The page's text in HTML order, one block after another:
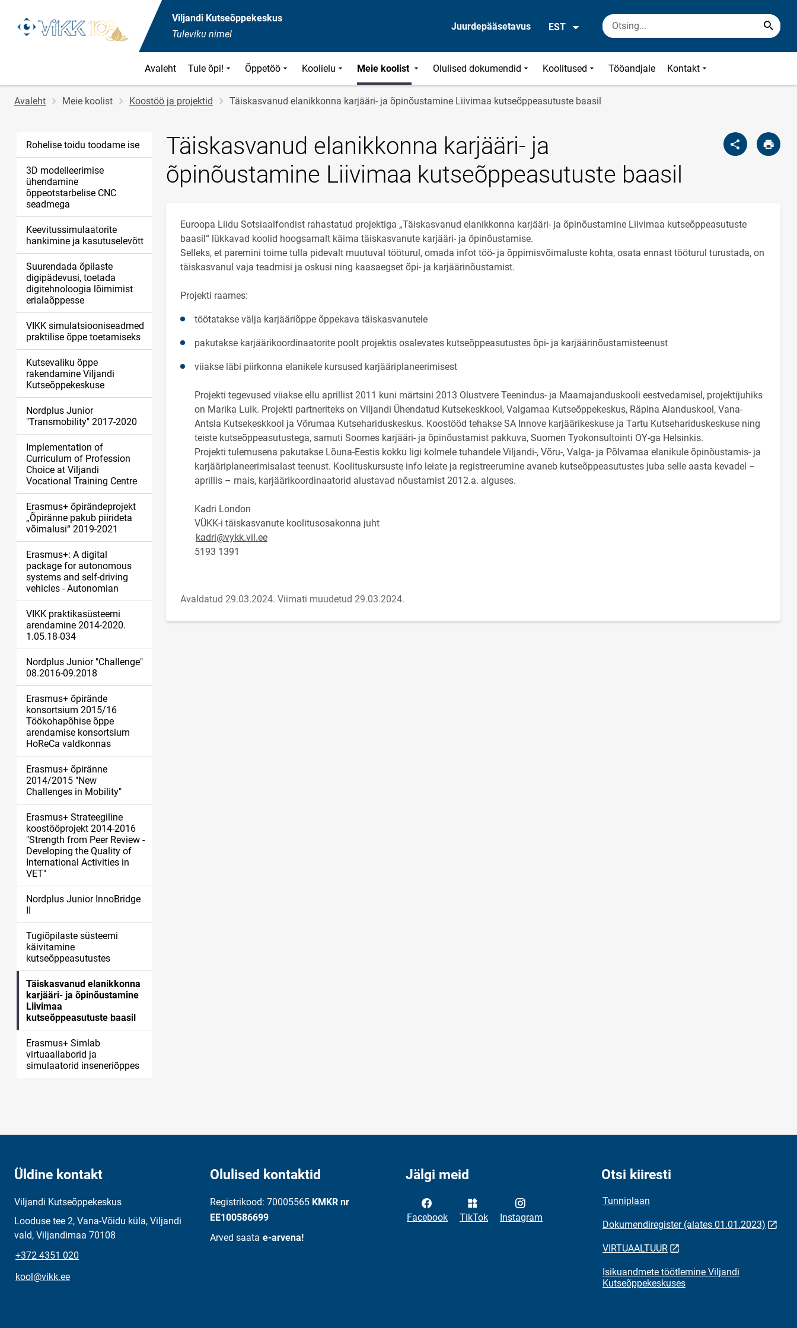
Viljandi Kutseõppekeskus
Tuleviku nimel
Juurdepääsetavus EST
Avaleht Tule õpi! Õppetöö Koolielu Meie koolist Olulised dokumendid Koolitused Tööandjale Kontakt
Jälglink
Avaleht Meie koolist Koostöö ja projektid Täiskasvanud elanikkonna karjääri- ja õpinõustamine Liivimaa kutseõppeasutuste baasil
Rohelise toidu toodame ise
3D modelleerimise
ühendamine
õppeotstarbelise CNC
seadmega
Keevitussimulaatorite
hankimine ja kasutuselevõtt
Suurendada õpilaste
digipädevusi, toetada
digitehnoloogia lõimimist
erialaõppesse
VIKK simulatsiooniseadmed
praktilise õppe toetamiseks
Kutsevaliku õppe
rakendamine Viljandi
Kutseõppekeskuse
Nordplus Junior
"Transmobility" 2017-2020
Implementation of
Curriculum of Profession
Choice at Viljandi
Vocational Training Centre
Erasmus+ õpirändeprojekt
„Õpiränne pakub piirideta
võimalusi“ 2019-2021
Erasmus+: A digital
package for autonomous
systems and self-driving
vehicles - Autonomian
VIKK praktikasüsteemi
arendamine 2014-2020.
1.05.18-034
Nordplus Junior "Challenge"
08.2016-09.2018
Erasmus+ õpirände
konsortsium 2015/16
Töökohapõhise õppe
arendamise konsortsium
HoReCa valdkonnas
Erasmus+ õpiränne
2014/2015 "New
Challenges in Mobility"
Erasmus+ Strateegiline
koostööprojekt 2014-2016
"Strength from Peer Review -
Developing the Quality of
International Activities in
VET"
Nordplus Junior InnoBridge
II
Tugiõpilaste süsteemi
käivitamine
kutseõppeasutustes
Täiskasvanud elanikkonna
karjääri- ja õpinõustamine
Liivimaa
kutseõppeasutuste baasil
Erasmus+ Simlab
virtuaallaborid ja
simulaatorid inseneriõppes
Täiskasvanud elanikkonna karjääri- ja
õpinõustamine Liivimaa kutseõppeasutuste baasil
Euroopa Liidu Sotsiaalfondist rahastatud projektiga „Täiskasvanud elanikkonna karjääri- ja õpinõustamine Liivimaa kutseõppeasutuste
baasil“ lükkavad koolid hoogsamalt käima täiskasvanute karjääri- ja õpinõustamise.
Selleks, et paremini toime tulla pidevalt muutuval tööturul, omada infot töö- ja õppimisvõimaluste kohta, osata ennast tööturul turustada, on
täiskasvanul vaja teadmisi ja oskusi ning kaasaegset õpi- ja karjäärinõustamist.
Projekti raames:
töötatakse välja karjääriõppe õppekava täiskasvanutele
pakutakse karjäärikoordinaatorite poolt projektis osalevates kutseõppeasutustes õpi- ja karjäärinõustamisteenust
viiakse läbi piirkonna elanikele kursused karjääriplaneerimisest
Projekti tegevused viiakse ellu aprillist 2011 kuni märtsini 2013 Olustvere Teenindus- ja Maamajanduskooli eestvedamisel, projektijuhiks
on Marika Luik. Projekti partneriteks on Viljandi Ühendatud Kutsekeskkool, Valgamaa Kutseõppekeskus, Räpina Aianduskool, Vana-
Antsla Kutsekeskkool ja Võrumaa Kutsehariduskeskus. Koostööd tehakse SA Innove karjäärikeskuse ja Tartu Kutsehariduskeskuse ning
teiste kutseõppeasutustega, samuti Soomes karjääri- ja õpinõustamist pakkuva, Suomen Tyokonsultointi OY-ga Helsinkis.
Projekti tulemusena pakutakse Lõuna-Eestis kokku ligi kolmele tuhandele Viljandi-, Võru-, Valga- ja Põlvamaa elanikule õpinõustamis- ja
karjääriplaneerimisalast teenust. Koolituskursuste info leiate ja registreerumine avaneb kutseõppeasutustes juba selle aasta kevadel –
aprillis – mais, karjäärikoordinaatorid alustavad nõustamist 2012.a. alguses.
Kadri London
VÜKK-i täiskasvanute koolitusosakonna juht
kadri@vykk.vil.ee
5193 1391
Avaldatud 29.03.2024. Viimati muudetud 29.03.2024.
Üldine kontakt
Viljandi Kutseõppekeskus
Looduse tee 2, Vana-Võidu küla, Viljandi
vald, Viljandimaa 70108
+372 4351 020
kool@vikk.ee
Olulised kontaktid
Registrikood: 70005565 KMKR nr
EE100586699
Arved saata e-arvena!
Jälgi meid
Facebook TikTok Instagram
Otsi kiiresti
Tunniplaan
Dokumendiregister (alates 01.01.2023)
VIRTUAALTUUR
Isikuandmete töötlemine Viljandi
Kutseõppekeskuses